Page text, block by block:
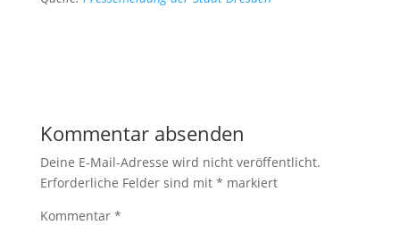
Kommentar absenden
Deine E-Mail-Adresse wird nicht veröffentlicht.
Erforderliche Felder sind mit * markiert
Kommentar *